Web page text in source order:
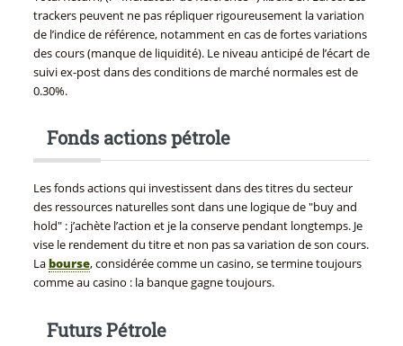
trackers peuvent ne pas répliquer rigoureusement la variation
de l’indice de référence, notamment en cas de fortes variations
des cours (manque de liquidité). Le niveau anticipé de l’écart de
suivi ex-post dans des conditions de marché normales est de
0.30%.
Fonds actions pétrole
Les fonds actions qui investissent dans des titres du secteur
des ressources naturelles sont dans une logique de "buy and
hold" : j’achète l’action et je la conserve pendant longtemps. Je
vise le rendement du titre et non pas sa variation de son cours.
Labourse, considérée comme un casino, se termine toujours
comme au casino : la banque gagne toujours.
Futurs Pétrole